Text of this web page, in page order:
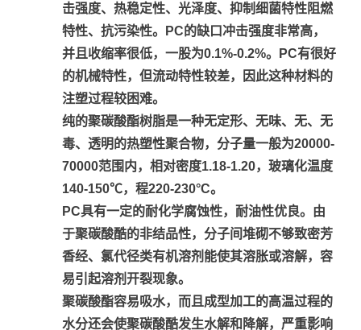
击强度、热稳定性、光泽度、抑制细菌特性阻燃
特性、抗污染性。PC的缺口冲击强度非常高，
并且收缩率很低，一股为0.1%-0.2%。PC有很好
的机械特性，但流动特性较差，因此这种材料的
注塑过程较困难。
纯的聚碳酸酯树脂是一种无定形、无味、无、无
毒、透明的热塑性聚合物，分子量一般为20000-
70000范围内，相对密度1.18-1.20，玻璃化温度
140-150℃，程220-230°C。
PC具有一定的耐化学腐蚀性，耐油性优良。由
于聚碳酸酷的非结品性，分子间堆砌不够致密芳
香经、氯代径类有机溶剂能使其溶胀或溶解，容
易引起溶剂开裂现象。
聚碳酸酯容易吸水，而且成型加工的高温过程的
水分还会使聚碳酸酷发生水解和降解，严重影响